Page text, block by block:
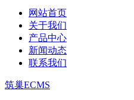
网站首页
关于我们
产品中心
新闻动态
联系我们
筑巢ECMS